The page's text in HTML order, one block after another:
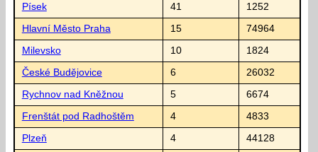
Písek 41 1252
Hlavní Město Praha 15 74964
Milevsko 10 1824
České Budějovice 6 26032
Rychnov nad Kněžnou 5 6674
Frenštát pod Radhoštěm 4 4833
Plzeň 4 44128